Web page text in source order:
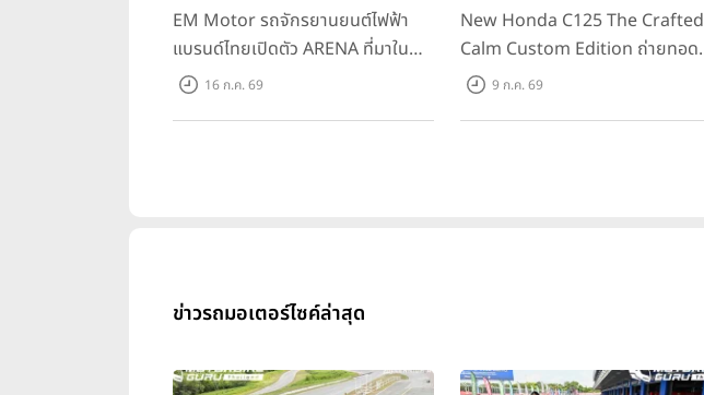
EM Motor รถจักรยานยนต์ไฟฟ้า
แบรนด์ไทยเปิดตัว ARENA ที่มาใน
ราคาพิเศษ 55,500 บาท สำหรับลูกค้า
16 ก.ค. 69
New Honda C125 The Crafted
Calm Custom Edition ถ่ายทอด
ความคลาสสิกด้วยคู่สีพิเศษ มากับ
9 ก.ค. 69
ข่าวรถมอเตอร์ไซค์ล่าสุด